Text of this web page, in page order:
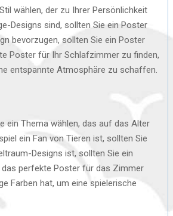
wählen, der zu Ihrer Persönlichkeit
Designs sind, sollten Sie ein Poster
bevorzugen, sollten Sie ein Poster
Poster für Ihr Schlafzimmer zu finden,
entspannte Atmosphäre zu schaffen.
ein Thema wählen, das auf das Alter
ein Fan von Tieren ist, sollten Sie
Designs ist, sollten Sie ein
das perfekte Poster für das Zimmer
Farben hat, um eine spielerische